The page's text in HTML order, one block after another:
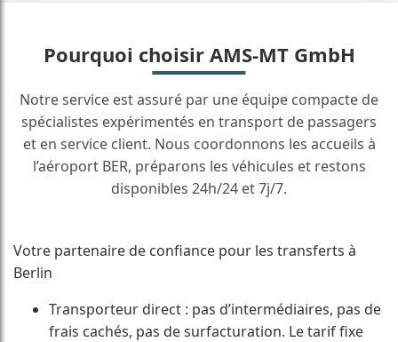
Pourquoi choisir AMS-MT GmbH
Notre service est assuré par une équipe compacte de
spécialistes expérimentés en transport de passagers
et en service client. Nous coordonnons les accueils à
l’aéroport BER, préparons les véhicules et restons
disponibles 24h/24 et 7j/7.
Votre partenaire de confiance pour les transferts à
Berlin
Transporteur direct : pas d’intermédiaires, pas de
frais cachés, pas de surfacturation. Le tarif fixe